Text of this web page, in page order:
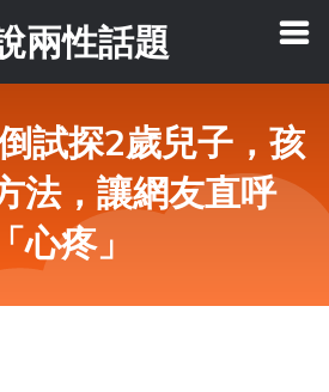
兩性話題
試探2歲兒子，孩
法，讓網友直呼
「心疼」